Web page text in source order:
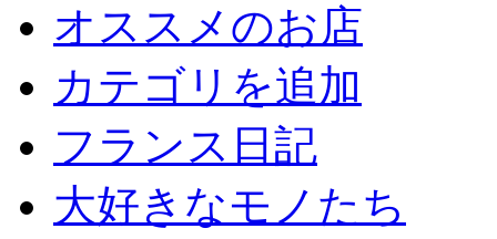
オススメのお店
カテゴリを追加
フランス日記
大好きなモノたち